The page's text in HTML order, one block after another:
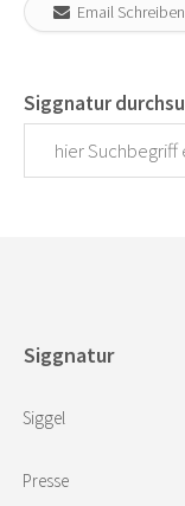
Email Schreiben
Siggnatur
Siggnatur
Siggel
Presse